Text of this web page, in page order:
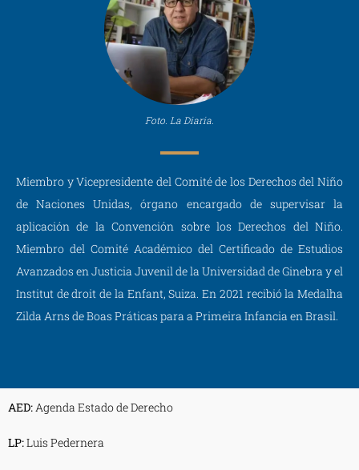
Foto. La Diaria.
Miembro y Vicepresidente del Comité de los Derechos del Niño
de Naciones Unidas, órgano encargado de supervisar la
aplicación de la Convención sobre los Derechos del Niño.
Miembro del Comité Académico del Certificado de Estudios
Avanzados en Justicia Juvenil de la Universidad de Ginebra y el
Institut de droit de la Enfant, Suiza. En 2021 recibió la Medalha
Zilda Arns de Boas Práticas para a Primeira Infancia en Brasil.
AED:Agenda Estado de Derecho
LP:Luis Pedernera